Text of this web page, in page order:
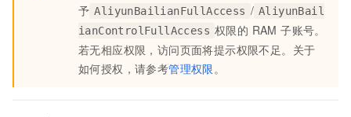
予 AliyunBailianFullAccess / AliyunBail
ianControlFullAccess 权限的 RAM 子账号。
若无相应权限，访问页面将提示权限不足。关于
如何授权，请参考管理权限 。